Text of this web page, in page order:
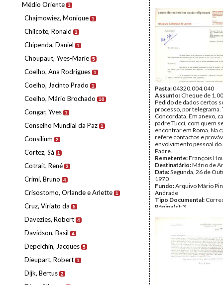
Médio Oriente 1
Chajmowiez, Monique 1
Chilcote, Ronald 1
Chipenda, Daniel 1
Choupaut, Yves-Marie 5
Coelho, Ana Rodrigues 1
Coelho, Jacinto Prado 1
Coelho, Mário Brochado 10
Congar, Yves 1
Conselho Mundial da Paz 1
Consilium 2
Cortez, Sá 1
Cotrait, René 3
Crimi, Bruno 4
Crisostomo, Orlande e Arlette 1
Cruz, Viriato da 5
Davezies, Robert 4
Davidson, Basil 4
Depelchin, Jacques 5
Dieupart, Robert 1
Dijk, Bertus 2
Pasta:04320.004.040
Assunto: Cheque de
Pedido de dados certos
processo, por telegrama.
Concordata. Em anexo,
padre Tucci, com quem
encontrar em Roma. Na
refere contactos e
envolvimento pessoal do
Padre.
Remetente:François
Destinatário:Mário de
Data:Segunda, 26 de
1970
Fundo:Arquivo Mário
Andrade
Tipo Documental:
Página(s):3